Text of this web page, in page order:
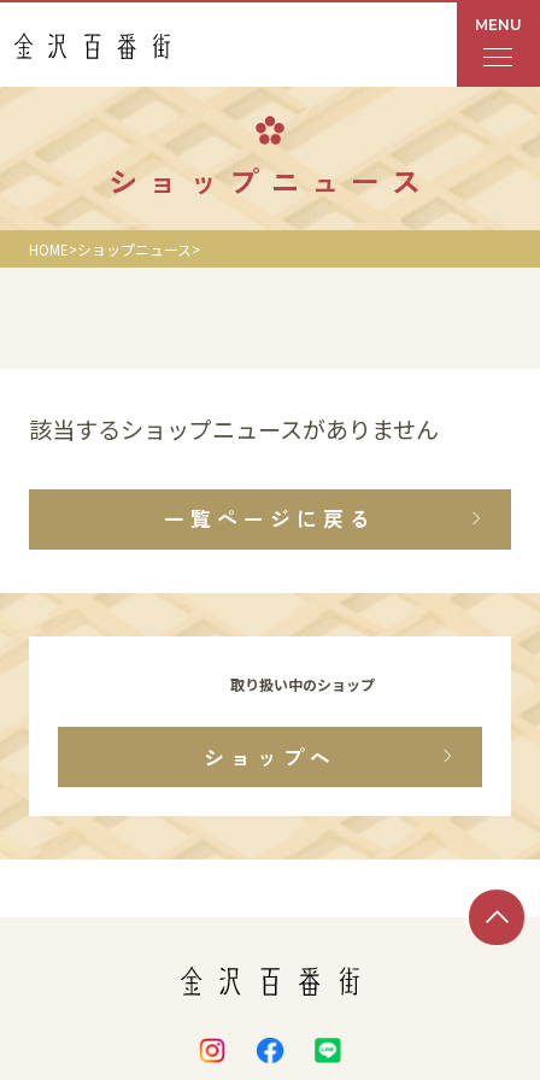
MENU
フロアガイド
あんと
Rinto
ショップニュース
イベント
館内サービス
施設からのお知らせ
スタッフ募集
ショップニュース
HOME ショップニュース
該当するショップニュースがありません
一覧ページに戻る
取り扱い中のショップ
ショップへ